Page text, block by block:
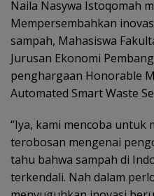
Naila Nasywa Istoqomah
Mempersembahkan
sampah, Mahasiswa
Jurusan Ekonomi
penghargaan Honorable
Automated Smart Waste
“Iya, kami mencoba
terobosan mengenai
tahu bahwa sampah di
terkendali. Nah dalam